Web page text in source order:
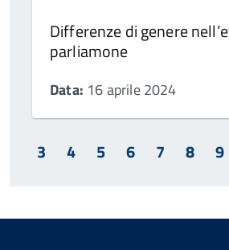
Differenze di genere
parliamone
Data: 16 aprile 2024
3 4 5 6 7 8 9